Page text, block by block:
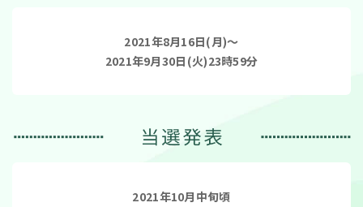
2021年8月16日(月)～
2021年9月30日(火)23時59分
2021年10月中旬頃